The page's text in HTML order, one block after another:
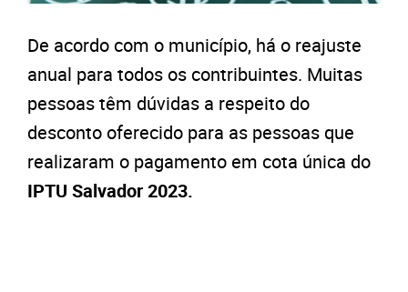
De acordo com o município, há o reajuste
anual para todos os contribuintes. Muitas
pessoas têm dúvidas a respeito do
desconto oferecido para as pessoas que
realizaram o pagamento em cota única do
IPTU Salvador 2023.